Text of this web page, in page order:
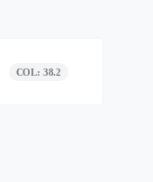
COL: 38.2